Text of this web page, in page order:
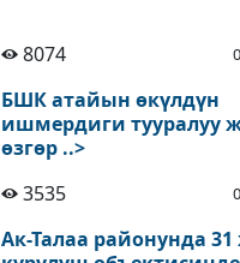
8074
БШК атайын өкүлдүн
ишмердиги тууралуу
өзгөр ..>
3535
Ак-Талаа районунда